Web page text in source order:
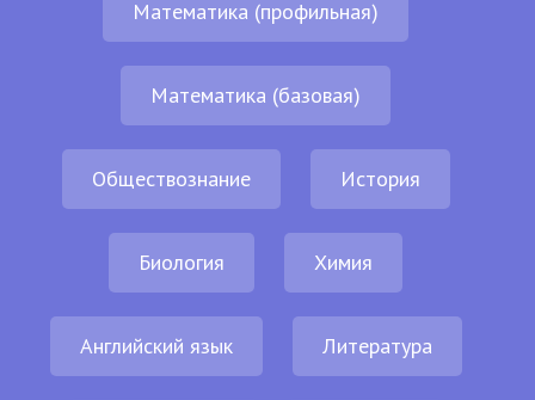
Математика (профильная)
Математика (базовая)
Обществознание История
Биология Химия
Английский язык Литература